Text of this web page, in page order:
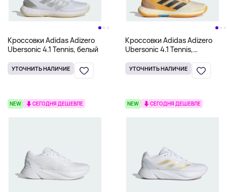
Кроссовки Adidas Adizero
Ubersonic 4.1 Tennis, белый
УТОЧНИТЬ НАЛИЧИЕ
Кроссовки Adidas Adizero
Ubersonic 4.1 Tennis,
УТОЧНИТЬ НАЛИЧИЕ
NEW СЕГОДНЯ ДЕШЕВЛЕ NEW СЕГОДНЯ ДЕШЕВЛЕ